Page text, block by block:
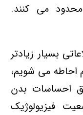
می كنند.
بسیار زیادتر
احاطه می شویم،
احساسات بدن
فیزیولوژیك